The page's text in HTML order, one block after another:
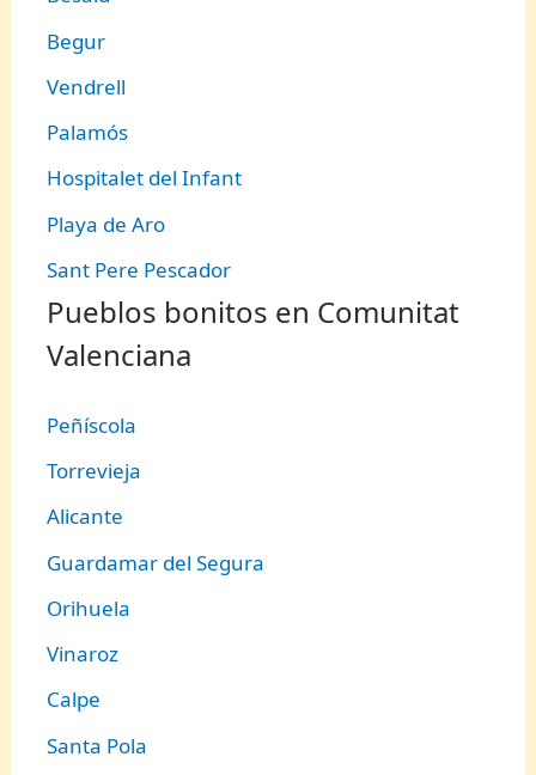
Begur
Vendrell
Palamós
Hospitalet del Infant
Playa de Aro
Sant Pere Pescador
Pueblos bonitos en Comunitat
Valenciana
Peñíscola
Torrevieja
Alicante
Guardamar del Segura
Orihuela
Vinaroz
Calpe
Santa Pola